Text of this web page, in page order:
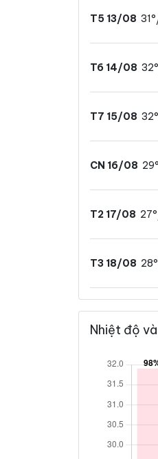
T5 13/08 31°
T6 14/08 32°
T7 15/08 32°
CN 16/08 29°
T2 17/08 27°
T3 18/08 28°
Nhiệt độ